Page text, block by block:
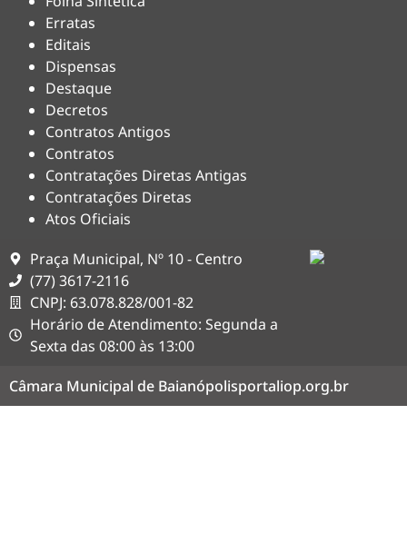
Erratas
Editais
Dispensas
Destaque
Decretos
Contratos Antigos
Contratos
Contratações Diretas Antigas
Contratações Diretas
Atos Oficiais
Praça Municipal, Nº 10 - Centro
(77) 3617-2116
CNPJ: 63.078.828/001-82
Horário de Atendimento: Segunda a
Sexta das 08:00 às 13:00
Câmara Municipal de Baianópolisportaliop.org.br